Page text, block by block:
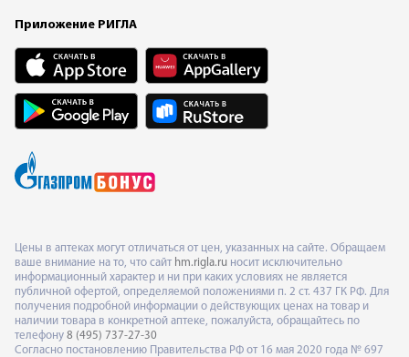
Приложение РИГЛА
Цены в аптеках могут отличаться от цен, указанных на сайте. Обращаем
ваше внимание на то, что сайт hm.rigla.ru носит исключительно
информационный характер и ни при каких условиях не является
публичной офертой, определяемой положениями п. 2 ст. 437 ГК РФ. Для
получения подробной информации о действующих ценах на товар и
наличии товара в конкретной аптеке, пожалуйста, обращайтесь по
телефону 8 (495) 737-27-30
Согласно постановлению Правительства РФ от 16 мая 2020 года № 697